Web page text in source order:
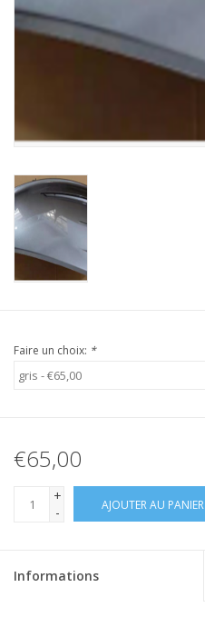
Faire un choix: *
€65,00
+
-
AJOUTER AU PANIER
Informations